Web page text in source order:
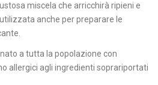
miscela che arricchirà ripieni e
anche per preparare le
a tutta la popolazione con
allergici agli ingredienti soprariportati